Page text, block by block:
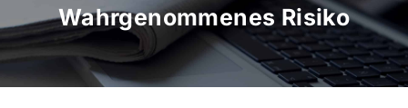
Wahrgenommenes Risiko